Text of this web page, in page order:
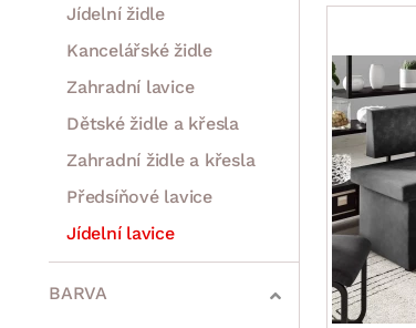
Jídelní židle
Kancelářské židle
Zahradní lavice
Dětské židle a křesla
Zahradní židle a křesla
Předsíňové lavice
Jídelní lavice
Postele
Šatní skříně
Rošty
Matrace
Komody, skříňky a vitríny
Bytové doplňky
Sedací soupravy a pohovky
Sestavy a stěny
Drobný nábytek
Spotřebiče
BARVA